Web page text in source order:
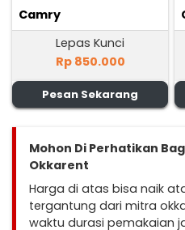
Camry
Lepas Kunci
Rp 850.000
Pesan Sekarang
Mohon Di Perhatikan
Okkarent
Harga di atas bisa naik
tergantung dari mitra
waktu durasi pemakaian